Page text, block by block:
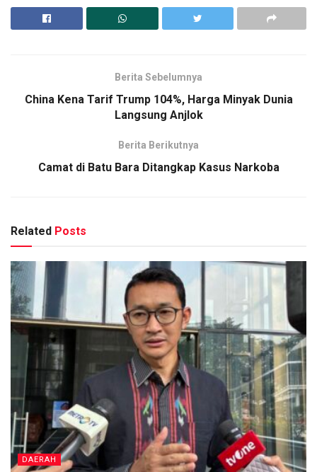
Berita Sebelumnya
China Kena Tarif Trump 104%, Harga Minyak Dunia
Langsung Anjlok
Berita Berikutnya
Camat di Batu Bara Ditangkap Kasus Narkoba
Related Posts
DAERAH